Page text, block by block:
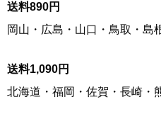
送料890円
岡山・広島・山口・鳥取・島
送料1,090円
北海道・福岡・佐賀・長崎・